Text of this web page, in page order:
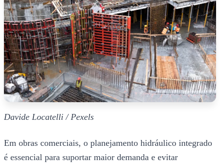
Davide Locatelli / Pexels
Em obras comerciais, o planejamento hidráulico integrado
é essencial para suportar maior demanda e evitar